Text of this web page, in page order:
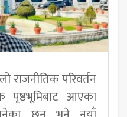
राजनीतिक परिवर्तन
पृष्ठभूमिबाट आएका